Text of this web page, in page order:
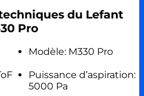
du Lefant
Pro
Modèle: M330 Pro
Puissance d’aspiration:
5000 Pa